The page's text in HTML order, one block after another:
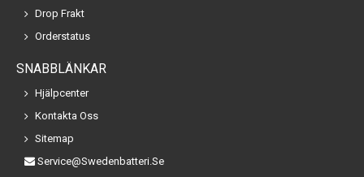
Drop Frakt
Orderstatus
SNABBLÄNKAR
Hjälpcenter
Kontakta Oss
Sitemap
Service@swedenbatteri.se